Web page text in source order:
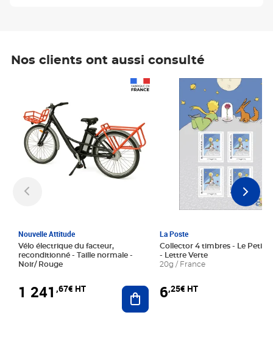
Nos clients ont aussi consulté
Nouvelle Attitude
Vélo électrique du facteur,
reconditionné - Taille normale -
Noir/ Rouge
1 241 ,67€ HT Ajouter au panier
La Poste
Collector 4 timbres - Le Petit
- Lettre Verte
20g / France
6,25€ HT
Prix 6,25€ HT